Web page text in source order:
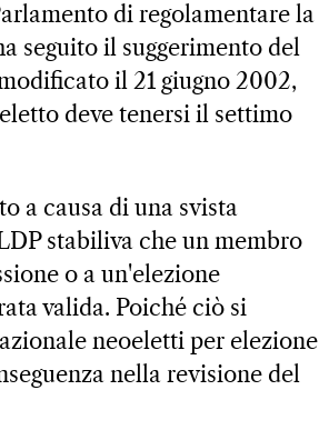
di regolamentare la
seguito il suggerimento del
il 21 giugno 2002,
deve tenersi il settimo
a causa di una svista
stabiliva che un membro
o a un'elezione
valida. Poiché ciò si
neoeletti per elezione
nella revisione del